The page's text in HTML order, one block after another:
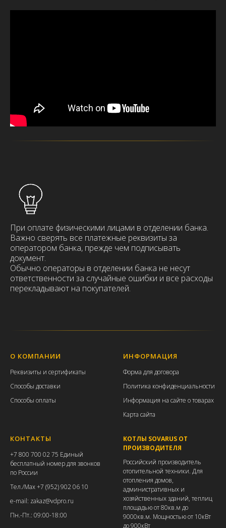
При оплате физическими лицами в отделении банка.
Важно сверять все платежные реквизиты за
оператором банка, прежде чем подписывать
документ.
Обычно операторы в отделении банка не несут
ответственности за случайные ошибки и все расходы
перекладывают на покупателей.
О КОМПАНИИ
Реквизиты и сертификаты
Способы доставки
Способы оплаты
ИНФОРМАЦИЯ
Форма для договора
Политика конфиденциальности
Информация на сайте о товарах
Карта сайта
КОНТАКТЫ
+7 800 700 02 75 Единый
бесплатный номер для звонков
по России
Тел./Max +7 (952) 902 06 10
e-mail: zakaz@vdpro.ru
Пн.-Пт.: 09:00-18:00
КОТЛЫ SOVARUS ОТ
ПРОИЗВОДИТЕЛЯ
Российский производитель
отопительной техники. Для
отопления домов,
административных и
хозяйственных зданий, теплиц
площадью от 80кв.м до
9000кв.м. Мощностью от 10кВт
до 900кВт